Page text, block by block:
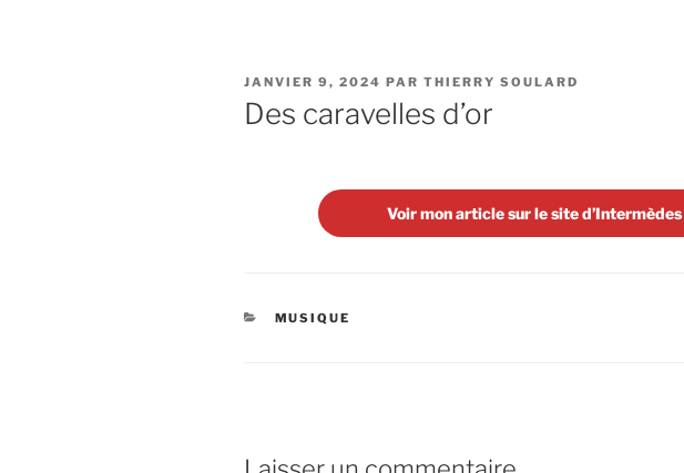
PUBLIÉ
LE
JANVIER 9, 2024 PAR THIERRY SOULARD
Des caravelles d’or
Voir mon article sur le site d’Intermèdes
CATÉGORIES
MUSIQUE